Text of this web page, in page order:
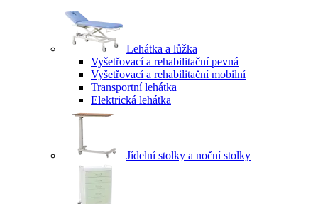
Lehátka a lůžka
Vyšetřovací a rehabilitační pevná
Vyšetřovací a rehabilitační mobilní
Transportní lehátka
Elektrická lehátka
Jídelní stolky a noční stolky